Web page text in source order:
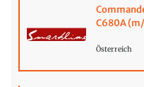
C680A
Österreich